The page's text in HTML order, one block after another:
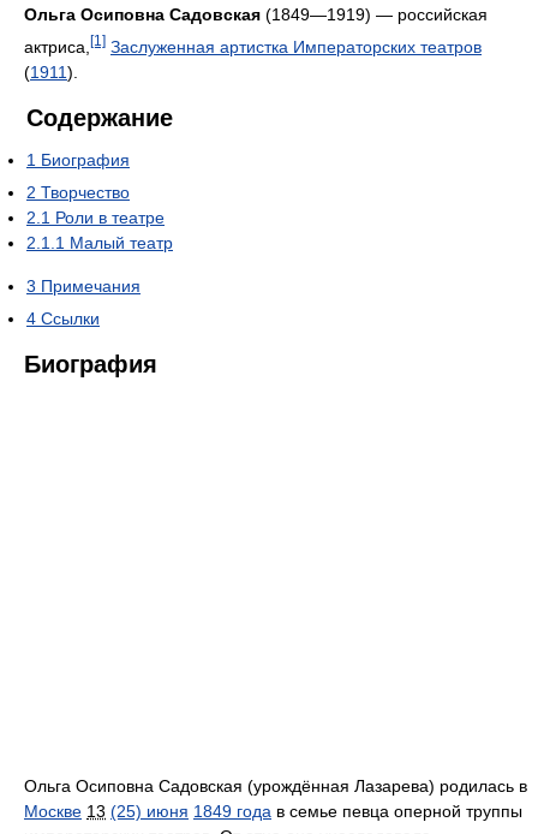
Ольга Осиповна Садовская (1849—1919) — российская
актриса, [1] Заслуженная артистка Императорских театров
(1911).
Содержание
1 Биография
2 Творчество
2.1 Роли в театре
2.1.1 Малый театр
3 Примечания
4 Ссылки
Биография
Ольга Осиповна Садовская (урождённая Лазарева) родилась в
Москве 13 (25) июня 1849 года в семье певца оперной труппы